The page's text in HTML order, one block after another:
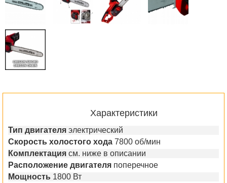
Характеристики
Тип двигателя электрический
Скорость холостого хода 7800 об/мин
Комплектация см. ниже в описании
Расположение двигателя поперечное
Мощность 1800 Вт